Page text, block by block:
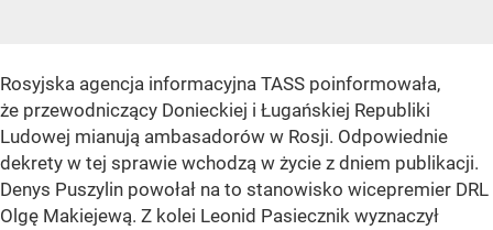
Rosyjska agencja informacyjna TASS poinformowała,
że przewodniczący Donieckiej i Ługańskiej Republiki
Ludowej mianują ambasadorów w Rosji. Odpowiednie
dekrety w tej sprawie wchodzą w życie z dniem publikacji.
Denys Puszylin powołał na to stanowisko wicepremier DRL
Olgę Makiejewą. Z kolei Leonid Pasiecznik wyznaczył